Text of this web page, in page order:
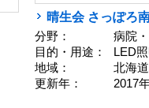
晴生会 さっぽろ
分野：
病院
目的・用途：
LED
地域：
北海
更新年：
2017